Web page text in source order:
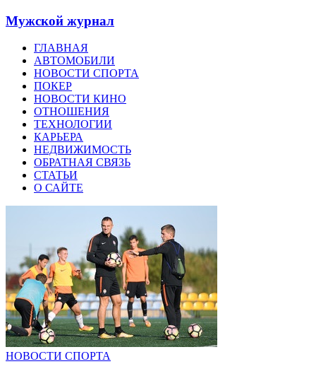
Мужской журнал
ГЛАВНАЯ
АВТОМОБИЛИ
НОВОСТИ СПОРТА
ПОКЕР
НОВОСТИ КИНО
ОТНОШЕНИЯ
ТЕХНОЛОГИИ
КАРЬЕРА
НЕДВИЖИМОСТЬ
ОБРАТНАЯ СВЯЗЬ
СТАТЬИ
О САЙТЕ
НОВОСТИ СПОРТА